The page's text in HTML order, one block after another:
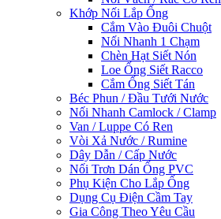
Khớp Nối Lắp Ống
Cắm Vào Đuôi Chuột
Nối Nhanh 1 Chạm
Chèn Hạt Siết Nón
Loe Ống Siết Racco
Cắm Ống Siết Tán
Béc Phun / Đầu Tưới Nước
Nối Nhanh Camlock / Clamp
Van / Luppe Có Ren
Vòi Xả Nước / Rumine
Dây Dẫn / Cấp Nước
Nối Trơn Dán Ống PVC
Phụ Kiện Cho Lắp Ống
Dụng Cụ Điện Cầm Tay
Gia Công Theo Yêu Cầu